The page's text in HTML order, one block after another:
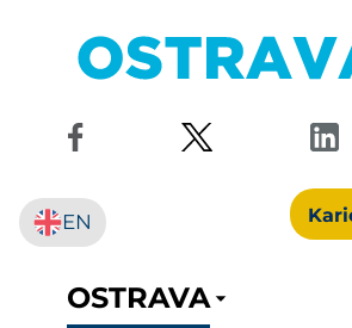
EN
OSTRAVA